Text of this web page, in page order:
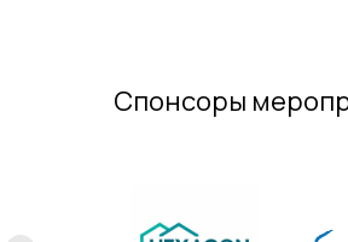
Спонсоры